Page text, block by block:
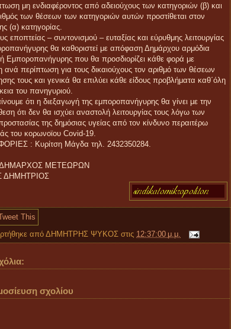
μη ενδιαφέροντος από αδειούχους των κατηγοριών (β) και
των θέσεων των κατηγοριών αυτών προστίθεται στον
(α) κατηγορίας.
εποπτείας – συντονισμού – ευταξίας και εύρυθμης λειτουργίας
θα καθοριστεί με απόφαση Δημάρχου αρμόδια
Εμποροπανήγυρης που θα προσδιορίζει κάθε φορά με
περίπτωση για τους δικαιούχους τον αριθμό των θέσεων
τους και γενικά θα επιλύει κάθε είδους προβλήματα καθ΄όλη
του πανηγυριού.
ότι η διεξαγωγή της εμποροπανήγυρης θα γίνει με την
ότι δεν θα ισχύει αναστολή λειτουργίας τους λόγω των
της δημόσιας υγείας από τον κίνδυνο περαιτέρω
του κορωνοϊου Covid-19.
: Κυρίτση Μάγδα τηλ. 2432350284.
ΜΕΤΕΩΡΩΝ
ΔΗΜΗΤΡΙΟΣ
από ΔΗΜΗΤΡΗΣ ΨΥΚΟΣ στις 12:37:00 μ.μ.
σχολίου